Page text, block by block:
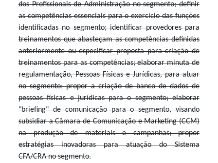
dos Profissionais de Administração no segmento; definir
as competências essenciais para o exercício das funções
identificadas no segmento; identificar provedores para
treinamentos que abasteçam as competências definidas
anteriormente ou especificar proposta para criação de
treinamentos para as competências; elaborar minuta de
regulamentação, Pessoas Físicas e Jurídicas, para atuar
no segmento; propor a criação de banco de dados de
pessoas físicas e jurídicas para o segmento; elaborar
"briefing" de comunicação para o segmento, visando
subsidiar a Câmara de Comunicação e Marketing (CCM)
na produção de materiais e campanhas; propor
estratégias inovadoras para atuação do Sistema
CFA/CRA no segmento.